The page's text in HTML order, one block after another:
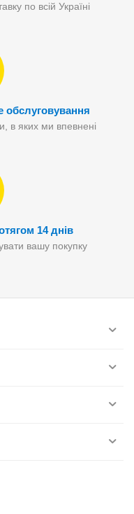
по всій Україні
обслуговування
в яких ми впевнені
14 днів
вашу покупку